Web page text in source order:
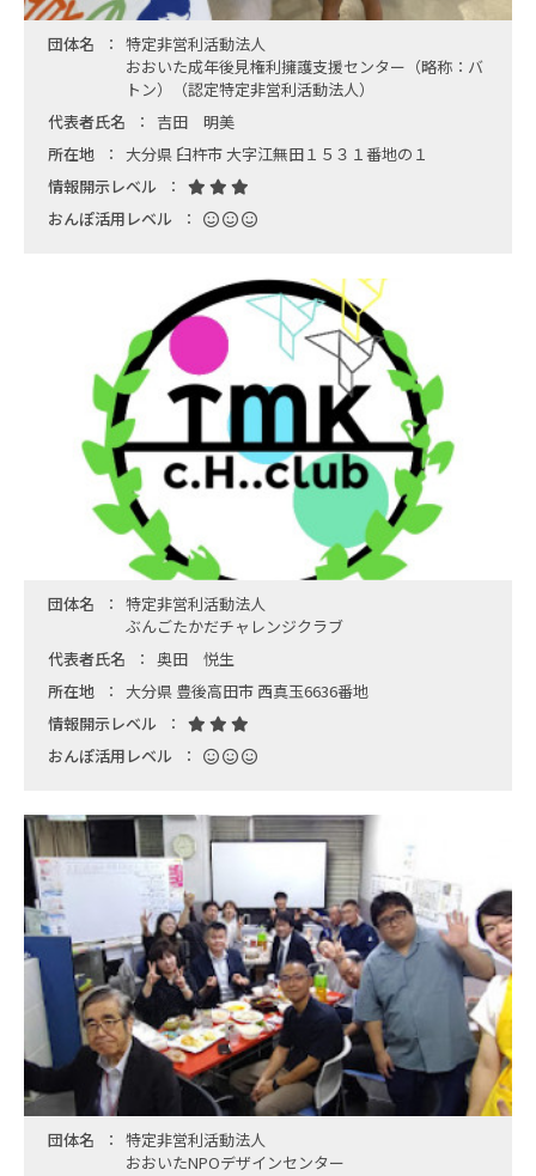
団体名
特定非営利活動法人
おおいた成年後見権利擁護支援センター（略称：バ
トン）（認定特定非営利活動法人）
代表者氏名
吉田 明美
所在地
大分県 臼杵市 大字江無田１５３１番地の１
情報開示レベル
おんぽ活用レベル
団体名
特定非営利活動法人
ぶんごたかだチャレンジクラブ
代表者氏名
奥田 悦生
所在地
大分県 豊後高田市 西真玉6636番地
情報開示レベル
おんぽ活用レベル
団体名
特定非営利活動法人
おおいたNPOデザインセンター